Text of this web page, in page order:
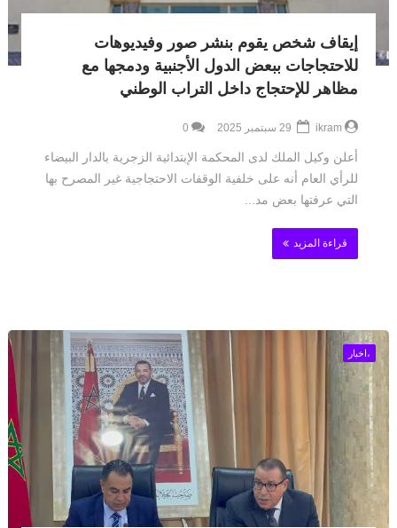
إيقاف شخص يقوم بنشر صور وفيديوهات
للاحتجاجات ببعض الدول الأجنبية ودمجها مع
مظاهر للإحتجاج داخل التراب الوطني
ikram
0
أعلن وكيل الملك لدى المحكمة الإبتدائية الزجرية بالدار البيضاء
للرأي العام أنه على خلفية الوقفات الاحتجاجية غير المصرح بها
التي عرفتها بعض مد...
قراءة المزيد
،اخبار